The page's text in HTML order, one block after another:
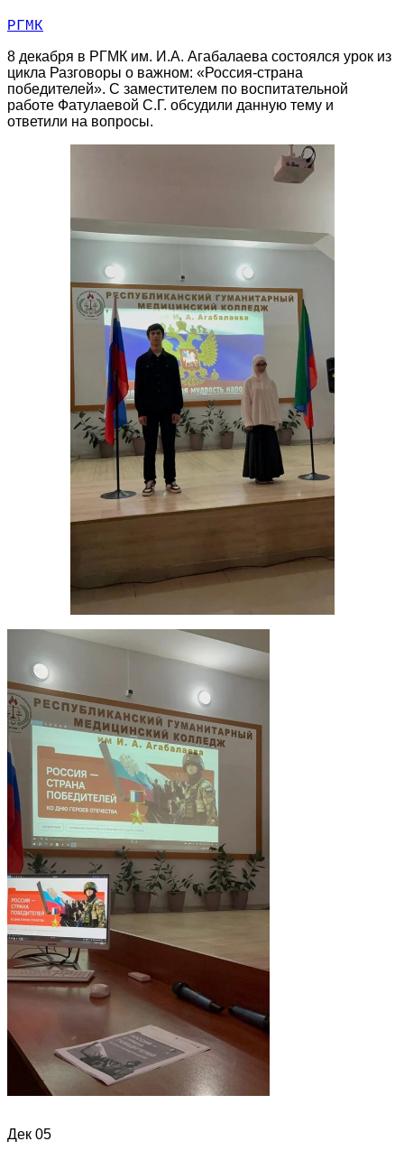
РГМК
8 декабря в РГМК им. И.А. Агабалаева состоялся урок из
цикла Разговоры о важном: «Россия-страна
победителей». С заместителем по воспитательной
работе Фатулаевой С.Г. обсудили данную тему и
ответили на вопросы.
Дек 05